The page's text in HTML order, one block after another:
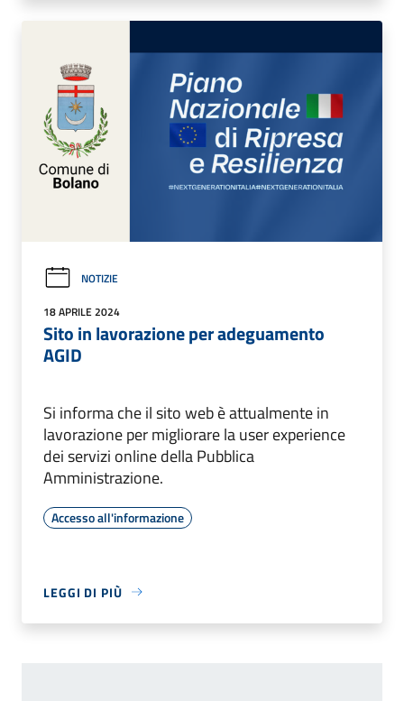
NOTIZIE
18 APRILE 2024
Sito in lavorazione per adeguamento
AGID
Si informa che il sito web è attualmente in
lavorazione per migliorare la user experience
dei servizi online della Pubblica
Amministrazione.
Accesso all'informazione
LEGGI DI PIÙ